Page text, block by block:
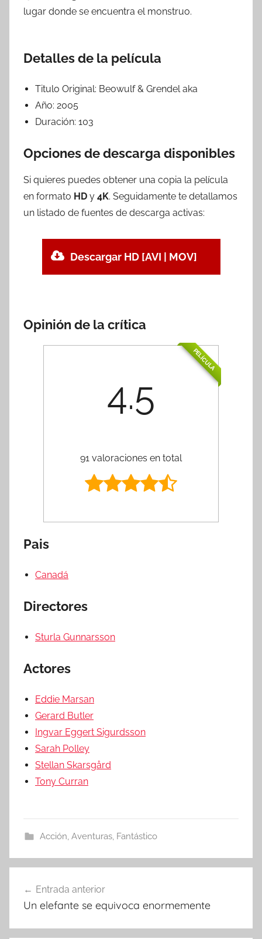
lugar donde se encuentra el monstruo.
Detalles de la película
Titulo Original: Beowulf & Grendel aka
Año: 2005
Duración: 103
Opciones de descarga disponibles
Si quieres puedes obtener una copia la película
en formato HD y 4K. Seguidamente te detallamos
un listado de fuentes de descarga activas:
Descargar HD [AVI | MOV]
Opinión de la crítica
PELÍCULA
4.5
91 valoraciones en total
Pais
Canadá
Directores
Sturla Gunnarsson
Actores
Eddie Marsan
Gerard Butler
Ingvar Eggert Sigurdsson
Sarah Polley
Stellan Skarsgård
Tony Curran
Acción, Aventuras, Fantástico
Navegación
de
entradas
Entrada anterior
Un elefante se equivoca enormemente